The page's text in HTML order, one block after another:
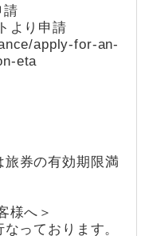
請
より申請
apply-for-an-
eta
券の有効期限満
様へ＞
っております。